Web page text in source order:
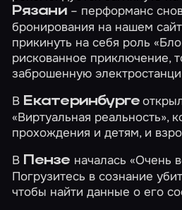
Рязани– перформанс
бронирования на нашем
прикинуть на себя роль
рискованное приключение,
заброшенную
В Екатеринбурге
«Виртуальная реальность»,
прохождения и детям, и
В Пензе началась «Очень
Погрузитесь в сознание
чтобы найти данные о его